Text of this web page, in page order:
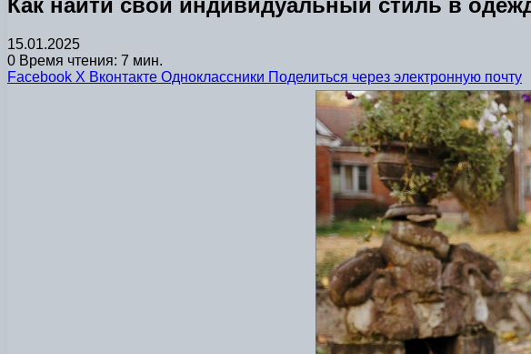
Как найти свой индивидуальный стиль в
15.01.2025
0 Время чтения: 7 мин.
Facebook X Вконтакте Одноклассники Поделиться через электронную почту